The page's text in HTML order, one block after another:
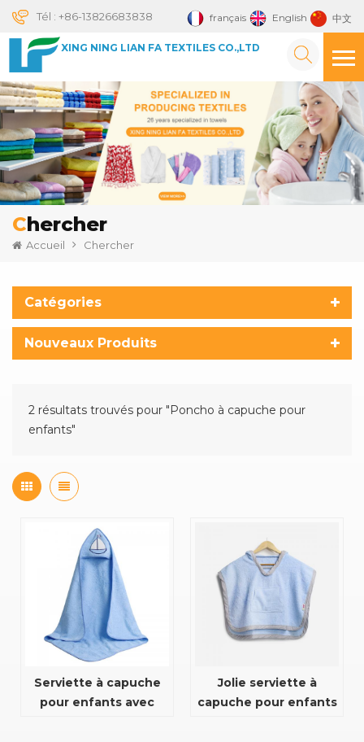
français English 中文
Tél : +86-13826683838
XING NING LIAN FA TEXTILES CO.,LTD
Chercher
Accueil Chercher
Catégories
Nouveaux Produits
2 résultats trouvés pour "Poncho à capuche pour
enfants"
Serviette à capuche
pour enfants avec
Jolie serviette à
capuche pour enfants